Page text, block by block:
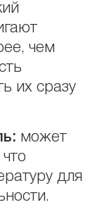
чем
их сразу
: может
для